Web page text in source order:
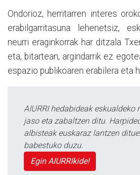
Ondorioz, herritarren interes
erabilgarritasuna lehenetsiz,
neurri eraginkorrak har ditzala
eta, bitartean, argindarrik ez
espazio publikoaren erabilera eta
AIURRI hedabideak eskualdeko
jaso eta zabaltzen ditu.
albisteak euskaraz lantzen
babestuko duzu.
Egin AIURRIkide!